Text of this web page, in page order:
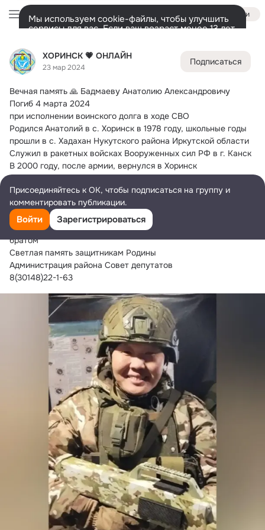
ХОРИНСК 💗 ОНЛАЙН
23 мар 2024
Подписаться
Вечная память 🙏 Бадмаеву Анатолию Александровичу
Погиб 4 марта 2024
при исполнении воинского долга в ходе СВО
Родился Анатолий в с. Хоринск в 1978 году, школьные годы
прошли в с. Хадахан Нукутского района Иркутской области
Служил в ракетных войсках Вооруженных сил РФ в г. Канск
В 2000 году, после армии, вернулся в Хоринск
Работая в РЭС электриком
С 2013 года жил и работал по профессии в пос. Богучаны
Красноярского края
С октября 2023 года служил в 11-ой бригаде ВДВ
Анатолий был любящим отцом, мужем, сыном, племянником,
братом
Светлая память защитникам Родины
Администрация района Совет депутатов
8(30148)22-1-63
Войти
Мы используем cookie-файлы, чтобы улучшить
сервисы для вас. Если ваш возраст менее 13 лет,
представитель.
Разрешить все
Лента Участники 1.5K Ещё
Дополнительная
колонка
Всё1 126 Обсуждаемые
Присоединяйтесь к ОК, чтобы подписаться на группу и
комментировать публикации.
Войти Зарегистрироваться